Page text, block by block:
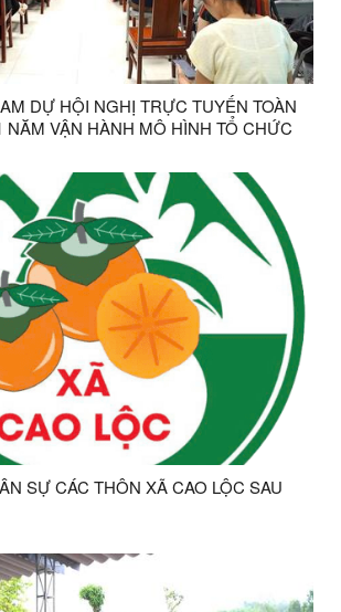
DỰ HỘI NGHỊ TRỰC TUYẾN TOÀN
NĂM VẬN HÀNH MÔ HÌNH TỔ CHỨC
SỰ CÁC THÔN XÃ CAO LỘC SAU